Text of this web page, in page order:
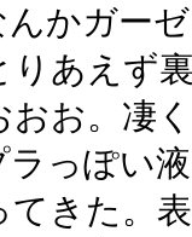
んかガー
りあえず
おお。凄
っぽい
きた。